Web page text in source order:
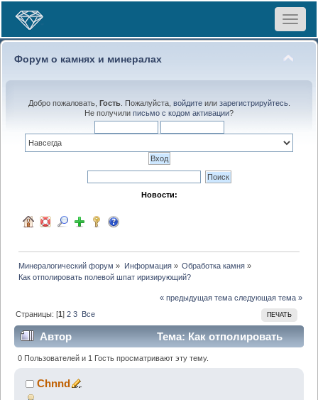
Toggle
Форум о камнях и минералах
Добро пожаловать, Гость. Пожалуйста, войдитеили зарегистрируйтесь.
Не получили письмо с кодом активации?
Новости:
Минералогический форум » Информация» Обработка камня»
Как отполировать полевой шпат иризирующий?
« предыдущая тема следующая тема »
ПЕЧАТЬ
Страницы: [1]2 3 Все
Автор
Тема: Как отполировать
полевой шпат иризирующий? (Прочитано 8044 раз)
0 Пользователей и 1 Гость просматривают эту тему.
Chnnd